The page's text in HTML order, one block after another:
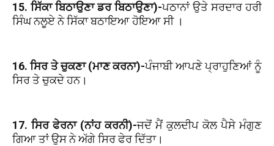
15. ਸਿੱਕਾ ਬਿਠਾਉਣਾ ਡਰ ਬਿਠਾਉਣਾ)-ਪਠਾਨਾਂ ਉਤੇ ਸਰਦਾਰ ਹਰੀ
ਸਿੰਘ ਨਲੂਏ ਨੇ ਸਿੱਕਾ ਬਠਾਇਆ ਹੋਇਆ ਸੀ ।
16. ਸਿਰ ਤੇ ਚੁਕਣਾ (ਮਾਣ ਕਰਨਾ)-ਪੰਜਾਬੀ ਆਪਣੇ ਪ੍ਰਾਹੁਣਿਆਂ ਨੂੰ
ਸਿਰ ਤੇ ਚੁਕਦੇ ਹਨ।
17. ਸਿਰ ਫੇਰਨਾ (ਨਾਂਹ ਕਰਨੀ)-ਜਦੋਂ ਮੈਂ ਕੁਲਦੀਪ ਕੋਲ ਪੈਸੇ ਮੰਗੁਣ
ਗਿਆ ਤਾਂ ਉਸ ਨੇ ਅੱਗੇ ਸਿਰ ਫੇਰ ਦਿੱਤਾ।